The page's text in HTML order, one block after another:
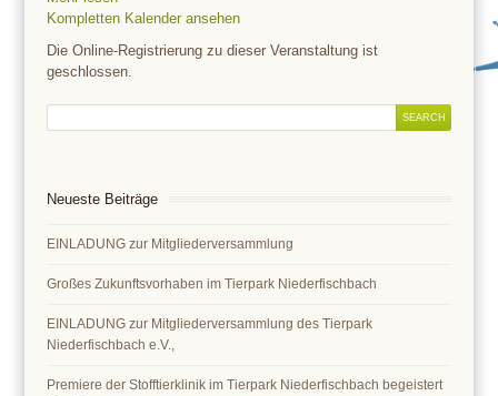
Kompletten Kalender ansehen
Die Online-Registrierung zu dieser Veranstaltung ist
geschlossen.
Neueste Beiträge
EINLADUNG zur Mitgliederversammlung
Großes Zukunftsvorhaben im Tierpark Niederfischbach
EINLADUNG zur Mitgliederversammlung des Tierpark
Niederfischbach e.V.,
Premiere der Stofftierklinik im Tierpark Niederfischbach begeistert